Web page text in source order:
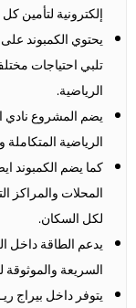
إلكترونية لتأمين
يحتوي الكمبوند
تلبي احتياجات
الرياضية.
يضم المشروع نادي
الرياضية
كما يضم الكمبوند
المحلات والمراكز
لكل السكان.
يدعم الطاقة داخل
السريعة
يتوفر داخل بيراج